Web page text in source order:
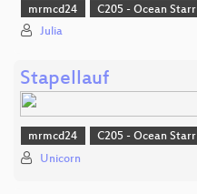
mrmcd24 C205 - Ocean Starr
Julia
Stapellauf
mrmcd24 C205 - Ocean Starr
Unicorn